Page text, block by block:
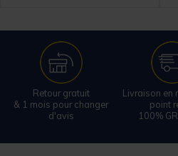
Retour gratuit
& 1 mois pour changer
d'avis
Livraison en
point
100%